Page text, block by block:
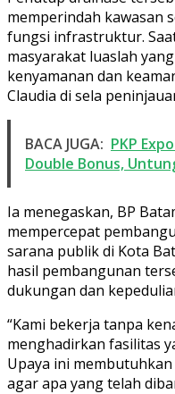
memperindah kawasan
fungsi infrastruktur.
masyarakat luaslah
kenyamanan dan
Claudia di sela
BACA JUGA: PKP
Double Bonus,
Ia menegaskan, BP
mempercepat
sarana publik di Kota
hasil pembangunan
dukungan dan
“Kami bekerja tanpa
menghadirkan fasilitas
Upaya ini
agar apa yang telah